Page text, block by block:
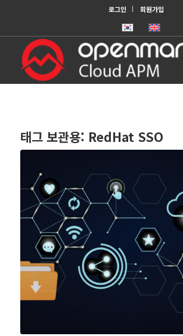
로그인 회원가입
태그 보관용: RedHat SSO